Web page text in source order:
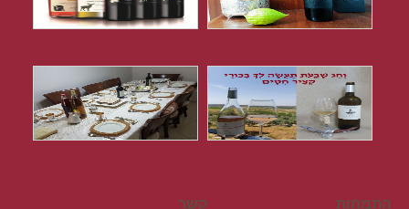
התמחות קשר